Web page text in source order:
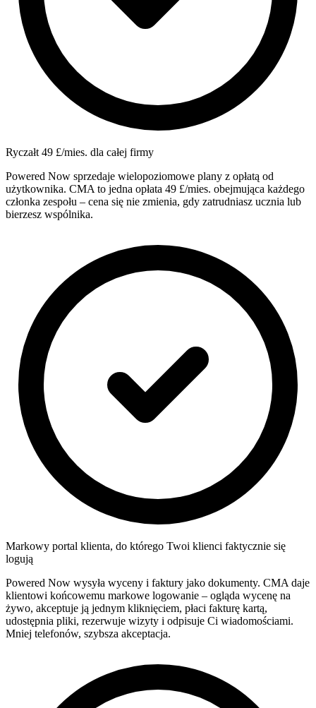
Ryczałt 49 £/mies. dla całej firmy
Powered Now sprzedaje wielopoziomowe plany z opłatą od
użytkownika. CMA to jedna opłata 49 £/mies. obejmująca każdego
członka zespołu – cena się nie zmienia, gdy zatrudniasz ucznia lub
bierzesz wspólnika.
Markowy portal klienta, do którego Twoi klienci faktycznie się
logują
Powered Now wysyła wyceny i faktury jako dokumenty. CMA daje
klientowi końcowemu markowe logowanie – ogląda wycenę na
żywo, akceptuje ją jednym kliknięciem, płaci fakturę kartą,
udostępnia pliki, rezerwuje wizyty i odpisuje Ci wiadomościami.
Mniej telefonów, szybsza akceptacja.